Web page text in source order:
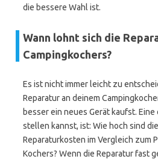
die bessere Wahl ist.
Wann lohnt sich die
Campingkochers?
Es ist nicht immer leicht zu
Reparatur an deinem
besser ein neues Gerät kaufst.
stellen kannst, ist: Wie hoch sind
Reparaturkosten im Vergleich zum
Kochers? Wenn die Reparatur fast